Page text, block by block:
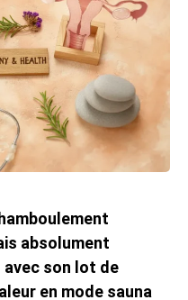
absolument
avec son lot de
en mode sauna